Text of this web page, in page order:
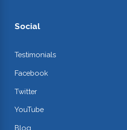
Social
Testimonials
Facebook
Twitter
YouTube
Blog